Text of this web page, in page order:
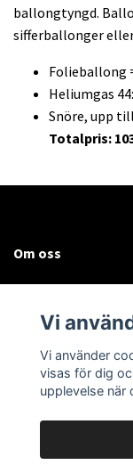
ballongtyngd.
sifferballonger
Folieballong
Heliumgas
Snöre, upp
Totalpris:
Om oss
Sociala medier
Vi
Vi använder
visas för dig
upplevelse när